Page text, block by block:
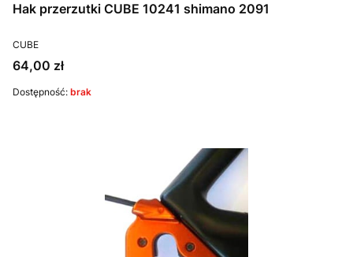
Hak przerzutki CUBE 10241 shimano 2091
PRODUCENT
CUBE
Cena
64,00 zł
Dostępność: brak